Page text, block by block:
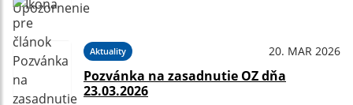
Aktuality 20. MAR 2026
Pozvánka na zasadnutie OZ dňa
23.03.2026